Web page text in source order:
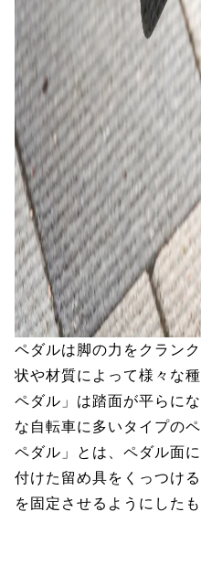
ペダルは脚の力をクラン
状や材質によって様々な
ペダル」は踏面が平らに
な自転車に多いタイプの
ペダル」とは、ペダル面
付けた留め具をくっつけ
を固定させるようにしたも